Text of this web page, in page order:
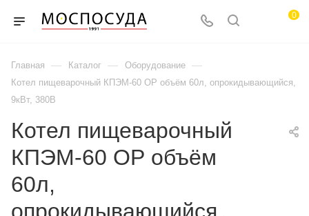
0
Главная — Каталог — Оборудование —
Котел пищеварочный КПЭМ-60 ОР объём 60л, опрокидывающийся,
9кВт, 380В
Котел пищеварочный
КПЭМ-60 ОР объём
60л,